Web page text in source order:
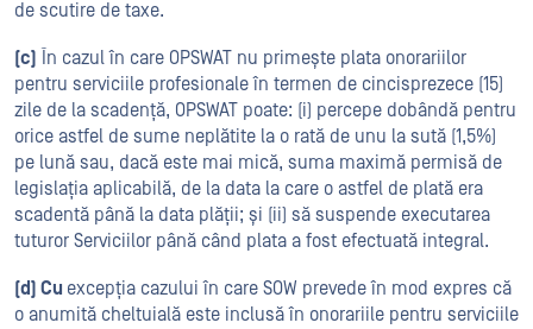
de scutire de taxe.
(c) În cazul în care OPSWAT nu primește plata onorariilor
pentru serviciile profesionale în termen de cincisprezece (15)
zile de la scadență, OPSWAT poate: (i) percepe dobândă pentru
orice astfel de sume neplătite la o rată de unu la sută (1,5%)
pe lună sau, dacă este mai mică, suma maximă permisă de
legislația aplicabilă, de la data la care o astfel de plată era
scadentă până la data plății; și (ii) să suspende executarea
tuturor Serviciilor până când plata a fost efectuată integral.
(d) Cu excepția cazului în care SOW prevede în mod expres că
o anumită cheltuială este inclusă în onorariile pentru serviciile